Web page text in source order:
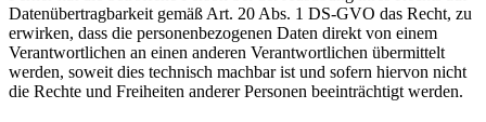
Datenübertragbarkeit gemäß Art. 20 Abs. 1 DS-GVO das Recht, zu
erwirken, dass die personenbezogenen Daten direkt von einem
Verantwortlichen an einen anderen Verantwortlichen übermittelt
werden, soweit dies technisch machbar ist und sofern hiervon nicht
die Rechte und Freiheiten anderer Personen beeinträchtigt werden.